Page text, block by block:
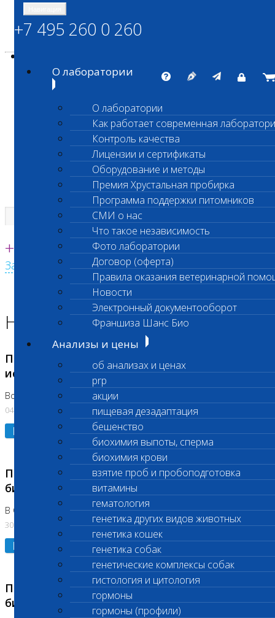
ШАНС БИО
Независимая ветеринарная лаборатория
Единая круглосуточная справочная
+7 495 260 0 260
Заказать звонок с сайта
+7 495 260 0 260
О лаборатории
О лаборатории
Как работает современная
Контроль качества
Лицензии и сертификаты
Оборудование и методы
Премия Хрустальная пробирка
Программа поддержки питомников
СМИ о нас
Что такое независимость
Фото лаборатории
Договор (оферта)
Правила оказания ветеринарной
Новости
Электронный документооборот
Франшиза Шанс Био
Анализы и цены
об анализах и ценах
prp
акции
пищевая дезадаптация
бешенство
биохимия выпоты, сперма
биохимия крови
взятие проб и пробоподготовка
витамины
гематология
генетика других видов животных
генетика кошек
генетика собак
генетические комплексы собак
гистология и цитология
гормоны
гормоны (профили)
Главная страница
Новости лаборатории
Приостановка срочных биохимических
исследований
Во Владыкино
04.08.2026
Подробнее
Приостановлено выполнение срочных
биохимических исследований
В Сколково. Код (123,309,310)
30.07.2026
Подробнее
Приостановлено выполнение срочных
биохимических исследований